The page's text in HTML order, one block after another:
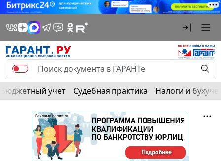
Бюджетный учет Судебная практика Налоги и